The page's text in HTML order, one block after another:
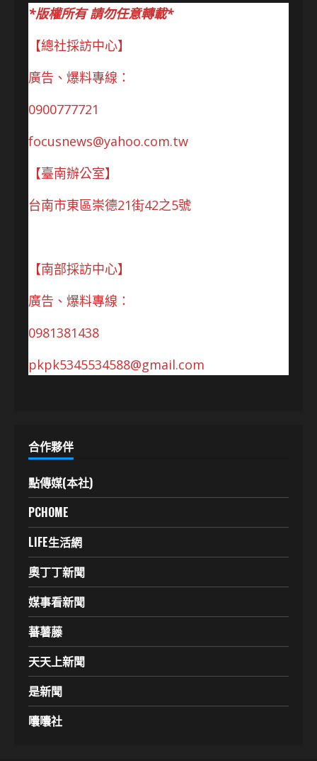
*版權所有 請勿任意轉載*
【總社採訪中心】
廣告、爆料專線：
0900777721
focusnews@yahoo.com.tw
【臺南辦公室】
台南市東區崇德21街42之5號
【南部採訪中心】
廣告、爆料專線：
0981381438
pkpk5345534588@gmail.com
合作夥伴
點傳媒(本社)
PCHOME
LIFE生活網
奧丁丁新聞
媒事看新聞
蕃薯藤
天天上新聞
是新聞
囔囔社